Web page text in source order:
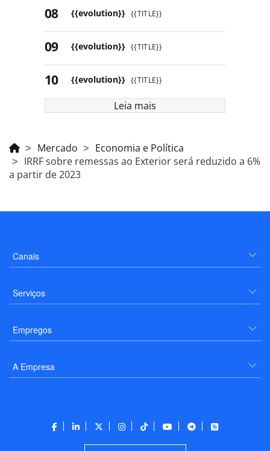
{{evolution}} {{TITLE}}
{{evolution}} {{TITLE}}
{{evolution}} {{TITLE}}
Leia mais
Mercado
Economia e Política
IRRF sobre remessas ao Exterior será reduzido a 6%
a partir de 2023
Canais
Serviços
Empregos
A Empresa